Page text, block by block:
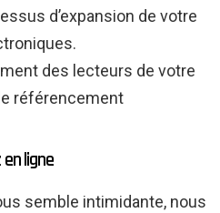
d’expansion de votre
des lecteurs de votre
référencement
ligne
semble intimidante, nous